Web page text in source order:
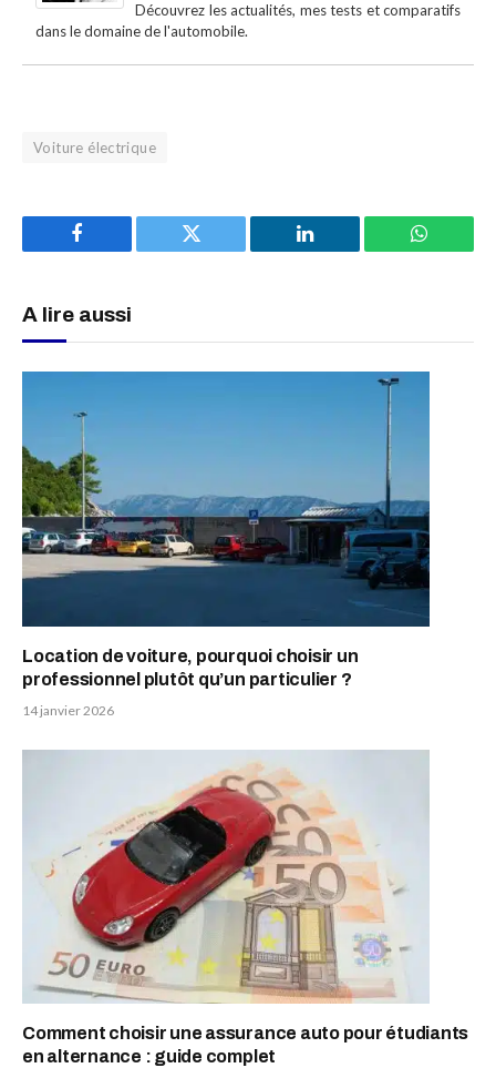
Découvrez les actualités, mes tests et comparatifs
dans le domaine de l'automobile.
Voiture électrique
Facebook Twitter LinkedIn
A lire aussi
Location de voiture, pourquoi choisir un
professionnel plutôt qu’un particulier ?
14 janvier 2026
Comment choisir une assurance auto pour étudiants
en alternance : guide complet